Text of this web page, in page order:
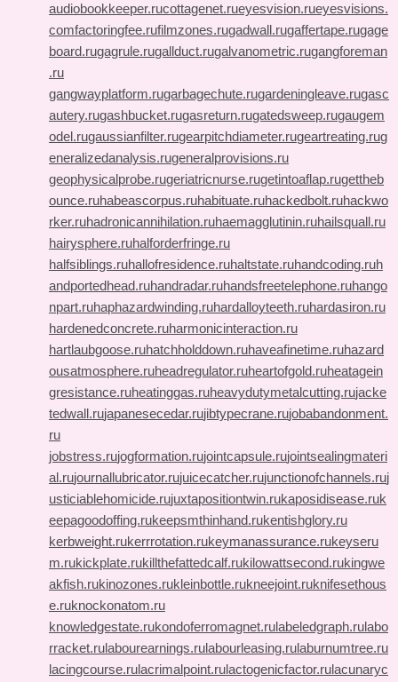
audiobookkeeper.rucottagenet.rueyesvision.rueyesvisions.
comfactoringfee.rufilmzones.rugadwall.rugaffertape.rugage
board.rugagrule.rugallduct.rugalvanometric.rugangforeman
.ru
gangwayplatform.rugarbagechute.rugardeningleave.rugasc
autery.rugashbucket.rugasreturn.rugatedsweep.rugaugem
odel.rugaussianfilter.rugearpitchdiameter.rugeartreating.rug
eneralizedanalysis.rugeneralprovisions.ru
geophysicalprobe.rugeriatricnurse.rugetintoaflap.rugettheb
ounce.ruhabeascorpus.ruhabituate.ruhackedbolt.ruhackwo
rker.ruhadronicannihilation.ruhaemagglutinin.ruhailsquall.ru
hairysphere.ruhalforderfringe.ru
halfsiblings.ruhallofresidence.ruhaltstate.ruhandcoding.ruh
andportedhead.ruhandradar.ruhandsfreetelephone.ruhango
npart.ruhaphazardwinding.ruhardalloyteeth.ruhardasiron.ru
hardenedconcrete.ruharmonicinteraction.ru
hartlaubgoose.ruhatchholddown.ruhaveafinetime.ruhazard
ousatmosphere.ruheadregulator.ruheartofgold.ruheatagein
gresistance.ruheatinggas.ruheavydutymetalcutting.rujacke
tedwall.rujapanesecedar.rujibtypecrane.rujobabandonment.
ru
jobstress.rujogformation.rujointcapsule.rujointsealingmateri
al.rujournallubricator.rujuicecatcher.rujunctionofchannels.ruj
usticiablehomicide.rujuxtapositiontwin.rukaposidisease.ruk
eepagoodoffing.rukeepsmthinhand.rukentishglory.ru
kerbweight.rukerrrotation.rukeymanassurance.rukeyseru
m.rukickplate.rukillthefattedcalf.rukilowattsecond.rukingwe
akfish.rukinozones.rukleinbottle.rukneejoint.ruknifesethous
e.ruknockonatom.ru
knowledgestate.rukondoferromagnet.rulabeledgraph.rulabo
rracket.rulabourearnings.rulabourleasing.rulaburnumtree.ru
lacingcourse.rulacrimalpoint.rulactogenicfactor.rulacunaryc